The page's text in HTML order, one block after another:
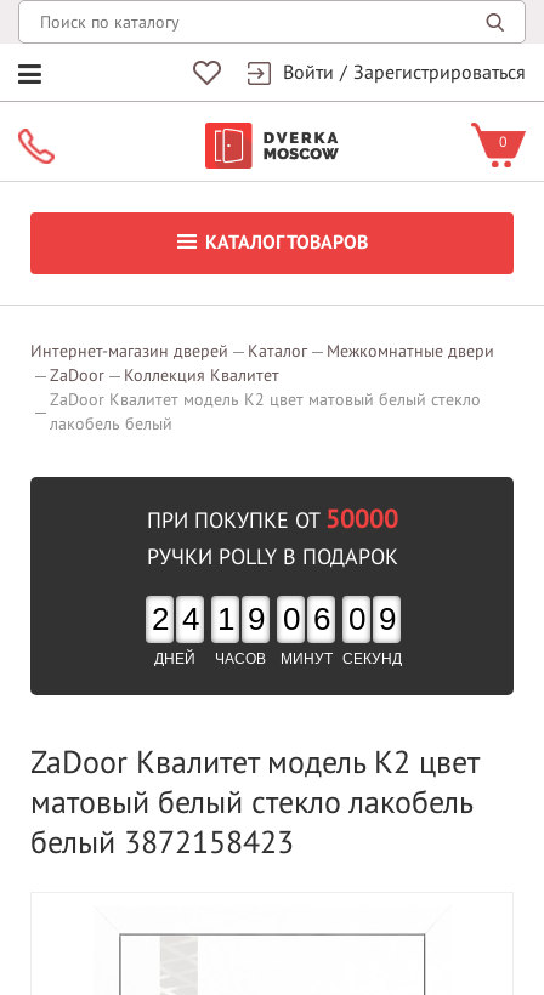
Войти / Зарегистрироваться
0
КАТАЛОГ ТОВАРОВ
Интернет-магазин дверей Каталог
Межкомнатные двери
ZaDoor
Коллекция Квалитет
ZaDoor Квалитет модель K2 цвет матовый белый стекло
лакобель белый
ПРИ ПОКУПКЕ ОТ 50000
РУЧКИ POLLY В ПОДАРОК
2 4
ДНЕЙ
1 9
ЧАСОВ
0 6
МИНУТ
0 8
СЕКУНД
ZaDoor Квалитет модель K2 цвет
матовый белый стекло лакобель
белый 3872158423